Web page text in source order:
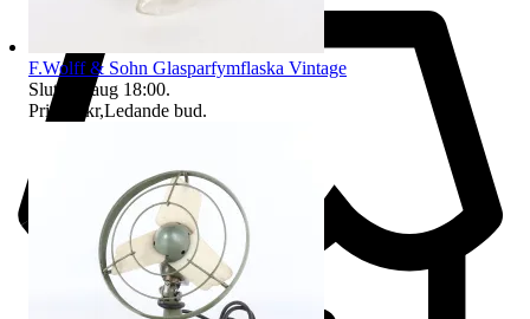
F.Wolff & Sohn Glasparfymflaska Vintage
Sluttid
9 aug 18:00.
Pris:
25 kr,Ledande bud.